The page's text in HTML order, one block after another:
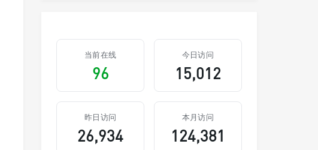
当前在线
96
今日访问
15,012
昨日访问
26,934
本月访问
124,381